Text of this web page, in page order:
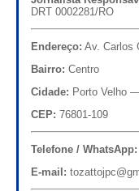
DRT 0002281/RO
Endereço: Av. Carlos
Bairro: Centro
Cidade: Porto Velho
CEP: 76801-109
Telefone / WhatsApp:
E-mail: